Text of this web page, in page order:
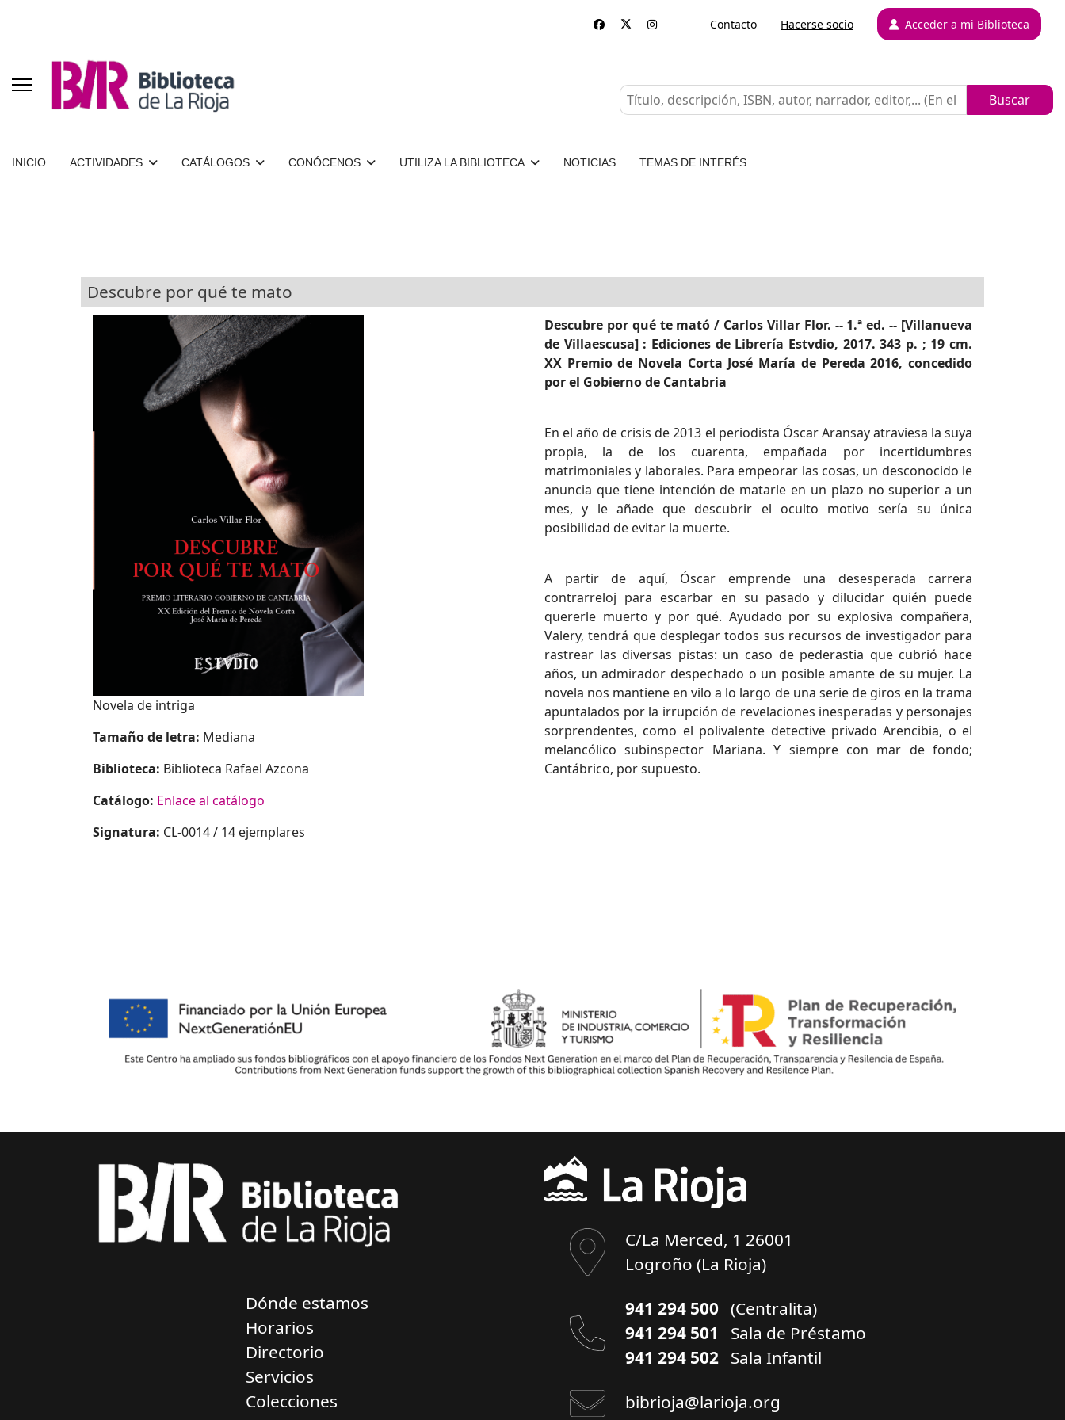
Contacto Hacerse socio Acceder a mi Biblioteca
INICIO ACTIVIDADES CATÁLOGOS CONÓCENOS UTILIZA LA BIBLIOTECA NOTICIAS TEMAS DE INTERÉS
Descubre por qué te mato
Novela de intriga
Tamaño de letra: Mediana
Biblioteca: Biblioteca Rafael Azcona
Catálogo: Enlace al catálogo
Signatura: CL-0014 / 14 ejemplares
Descubre por qué te mató / Carlos Villar Flor. -- 1.ª ed. -- [Villanueva
de Villaescusa] : Ediciones de Librería Estvdio, 2017. 343 p. ; 19 cm.
XX Premio de Novela Corta José María de Pereda 2016, concedido
por el Gobierno de Cantabria
En el año de crisis de 2013 el periodista Óscar Aransay atraviesa la suya
propia, la de los cuarenta, empañada por incertidumbres
matrimoniales y laborales. Para empeorar las cosas, un desconocido le
anuncia que tiene intención de matarle en un plazo no superior a un
mes, y le añade que descubrir el oculto motivo sería su única
posibilidad de evitar la muerte.
A partir de aquí, Óscar emprende una desesperada carrera
contrarreloj para escarbar en su pasado y dilucidar quién puede
quererle muerto y por qué. Ayudado por su explosiva compañera,
Valery, tendrá que desplegar todos sus recursos de investigador para
rastrear las diversas pistas: un caso de pederastia que cubrió hace
años, un admirador despechado o un posible amante de su mujer. La
novela nos mantiene en vilo a lo largo de una serie de giros en la trama
apuntalados por la irrupción de revelaciones inesperadas y personajes
sorprendentes, como el polivalente detective privado Arencibia, o el
melancólico subinspector Mariana. Y siempre con mar de fondo;
Cantábrico, por supuesto.
Dónde estamos
Horarios
Directorio
Servicios
Colecciones
C/La Merced, 1 26001
Logroño (La Rioja)
941 294 500 (Centralita)
941 294 501
Sala de Préstamo
941 294 502 Sala Infantil
bibrioja@larioja.org